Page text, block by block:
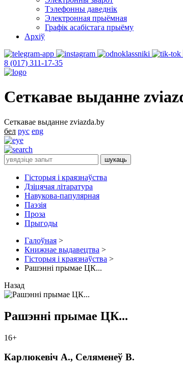
Тэлефонны даведнік
Электронная прыёмная
Графік асабістага прыёму
Архіў
8 (017) 311-17-35
Сеткавае выданне
Сеткавае выданне zviazda.by
бел рус eng
Гісторыя і краязнаўства
Дзіцячая літаратура
Навукова-папулярная
Паэзія
Проза
Прыгоды
Галоўная >
Книжнае выдавецтва >
Гісторыя і краязнаўства >
Рашэнні прымае ЦК...
Назад
Рашэнні прымае ЦК...
16+
Карлюкевіч А., Селяменеў В.